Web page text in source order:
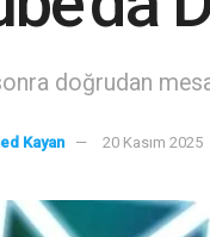
doğrudan
Kayan 20 Kasım 2025